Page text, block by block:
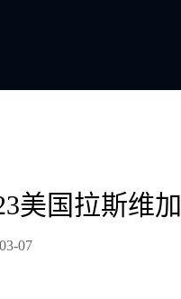
美国拉斯维
07